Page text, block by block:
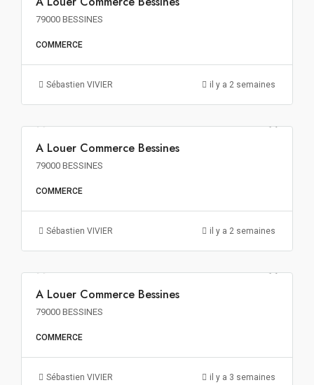
79000 BESSINES
COMMERCE
Sébastien VIVIER il y a 2 semaines
140€ m²/an HT HC
A Louer Commerce Bessines
79000 BESSINES
COMMERCE
Sébastien VIVIER il y a 2 semaines
153€ m²/an HT HC
A Louer Commerce Bessines
79000 BESSINES
COMMERCE
Sébastien VIVIER il y a 3 semaines